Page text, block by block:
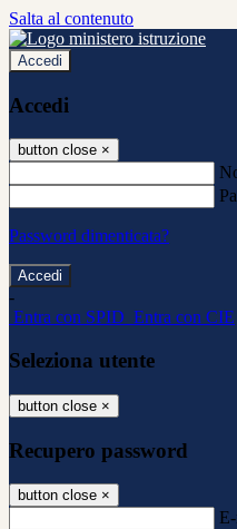
Salta al contenuto
Accedi
Accedi
button close ×
Password dimenticata?
-
Entra con SPID Entra con CIE
Seleziona utente
button close ×
Recupero password
button close ×